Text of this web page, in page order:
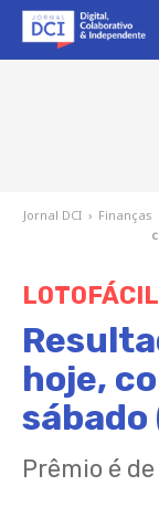
Jornal DCI › Finanças
LOTOFÁCIL
hoje,
Prêmio é